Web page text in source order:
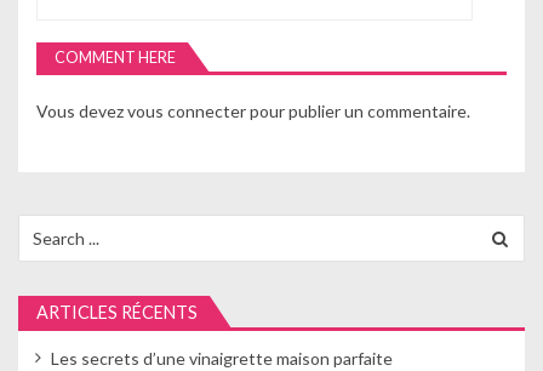
t
i
d
e
l
COMMENT HERE
Vous devezvous connecterpour publier un commentaire.
for:
ARTICLES RÉCENTS
Les secrets d’une vinaigrette maison parfaite